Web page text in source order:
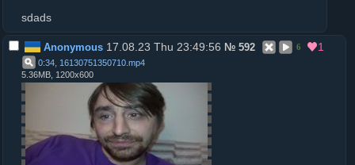
sdads
Anonymous17.08.23 Thu 23:49:56 № 592 6 1
0:34, 16130751350710 mp4
5.36MB, 1200x600